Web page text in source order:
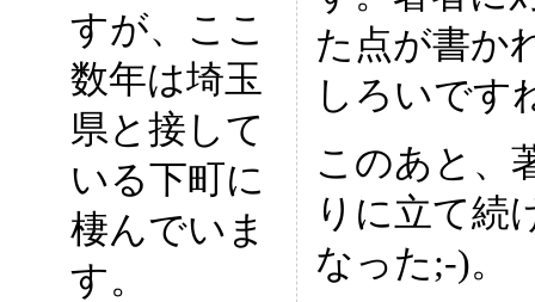
すが、ここ
数年は埼玉
県と接して
いる下町に
棲んでいま
す。
た点が書か
しろいです
このあと、
りに立て続
なった;-)。